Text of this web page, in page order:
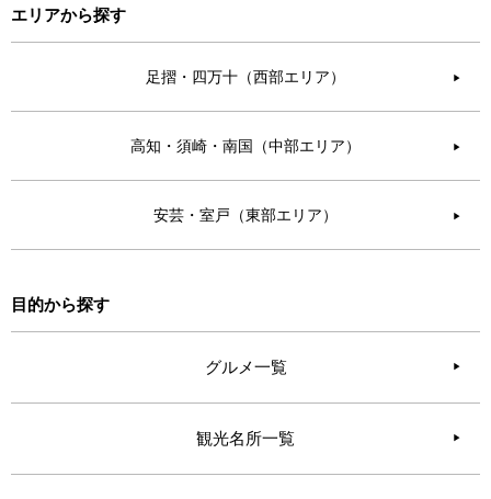
エリアから探す
足摺・四万十（西部エリア） ▶︎
高知・須崎・南国（中部エリア） ▶︎
安芸・室戸（東部エリア） ▶︎
目的から探す
グルメ一覧
観光名所一覧